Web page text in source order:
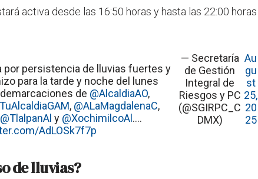
activa desde las 16:50 horas y hasta las 22:00 horas
por persistencia de lluvias fuertes y
para la tarde y noche del lunes
de @AlcaldiaAO,
, @ALaMagdalenaC,
@TlalpanAl y @XochimilcoAl .…
AdLOSk7f7p
— Secretaría
de Gestión
Integral de
Riesgos y PC
(@SGIRPC_C
DMX)
Au
gu
st
25,
20
25
de lluvias?